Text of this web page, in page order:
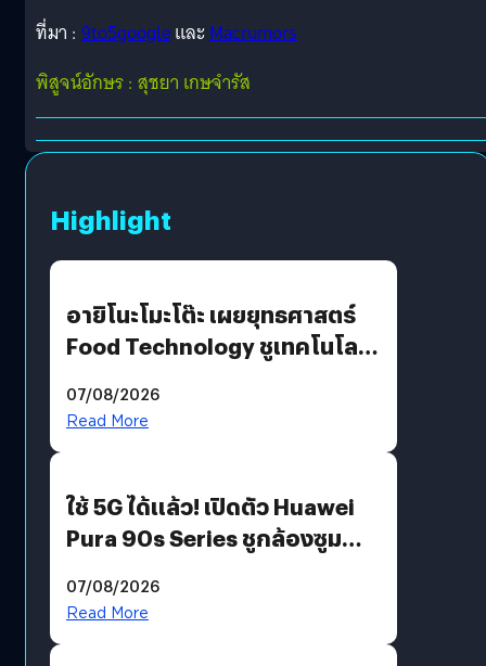
ที่มา : 9to5googleและMacrumors
พิสูจน์อักษร : สุชยา เกษจำรัส
Highlight
อายิโนะโมะโต๊ะ เผยยุทธศาสตร์
Food Technology ชูเทคโนโลยี
บริโภคและ B2B
07/08/2026
Read More
ใช้ 5G ได้แล้ว! เปิดตัว Huawei
Pura 90s Series ชูกล้องซูม
07/08/2026
Read More